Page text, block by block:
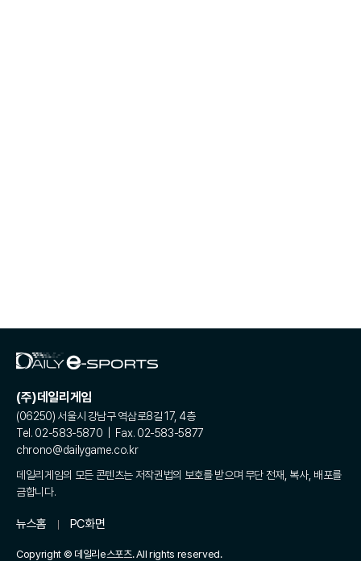
(주)데일리게임
(06250) 서울시 강남구 역삼로8길 17, 4층
Tel. 02-583-5870 | Fax. 02-583-5877
chrono@dailygame.co.kr
데일리게임의 모든 콘텐츠는 저작권법의 보호를 받으며 무단 전재, 복사, 배포를
금합니다.
뉴스홈 PC화면
Copyright © 데일리e스포츠. All rights reserved.